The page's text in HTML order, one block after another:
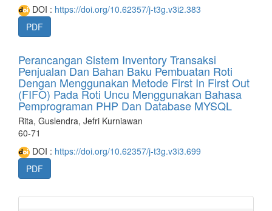
DOI : https://doi.org/10.62357/j-t3g.v3i2.383
PDF
Perancangan Sistem Inventory Transaksi
Penjualan Dan Bahan Baku Pembuatan Roti
Dengan Menggunakan Metode First In First Out
(FIFO) Pada Roti Uncu Menggunakan Bahasa
Pemprograman PHP Dan Database MYSQL
Rita, Guslendra, Jefri Kurniawan
60-71
DOI : https://doi.org/10.62357/j-t3g.v3i3.699
PDF